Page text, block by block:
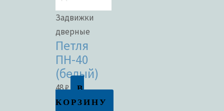
Задвижки
дверные
Петля
ПН-40
(белый)
48₽
В
КОРЗИНУ